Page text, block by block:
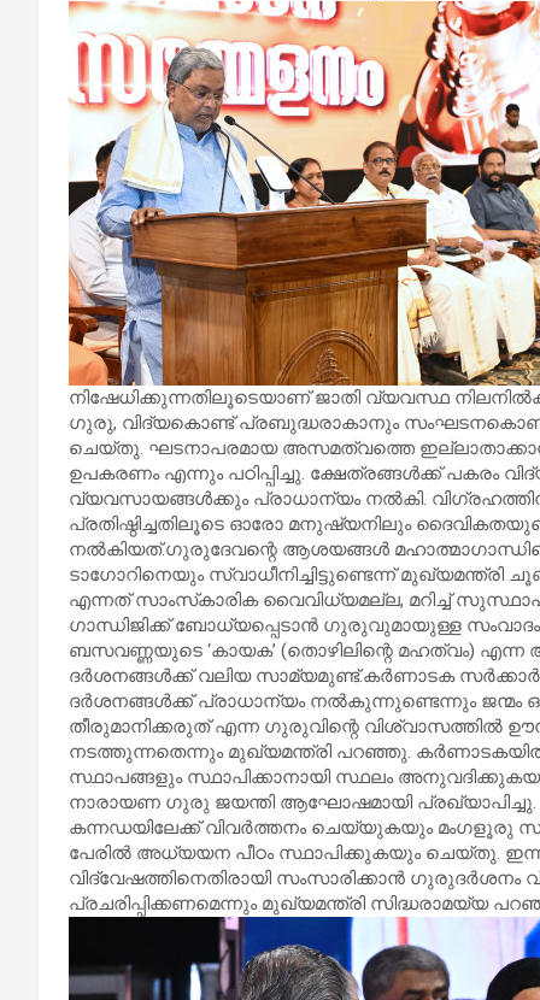
നിഷേധിക്കുന്നതിലൂടെയാണ് ജാതി വ്യവസ്ഥ
ഗുരു, വിദ്യകൊണ്ട് പ്രബുദ്ധരാകാനും
ചെയ്തു. ഘടനാപരമായ അസമത്വത്തെ
ഉപകരണം എന്നും പഠിപ്പിച്ചു. ക്ഷേത്രങ്ങൾക്ക് പകരം
വ്യവസായങ്ങൾക്കും പ്രാധാന്യം നൽകി. വിഗ്രഹത്തിന്
പ്രതിഷ്ഠിച്ചതിലൂടെ ഓരോ മനുഷ്യനിലും
നൽകിയത്.ഗുരുദേവന്റെ ആശയങ്ങൾ
ടാഗോറിനെയും സ്വാധീനിച്ചിട്ടുണ്ടെന്ന് മുഖ്യമന്ത്രി
എന്നത് സാംസ്‌കാരിക വൈവിധ്യമല്ല, മറിച്ച്
ഗാന്ധിജിക്ക് ബോധ്യപ്പെടാൻ ഗുരുവുമായുള്ള
ബസവണ്ണയുടെ ‘കായക’ (തൊഴിലിന്റെ മഹത്വം)
ദർശനങ്ങൾക്ക് വലിയ സാമ്യമുണ്ട്.കർണാടക
ദർശനങ്ങൾക്ക് പ്രാധാന്യം നൽകുന്നുണ്ടെന്നും ജന്മം
തീരുമാനിക്കരുത് എന്ന ഗുരുവിന്റെ വിശ്വാസത്തിൽ
നടത്തുന്നതെന്നും മുഖ്യമന്ത്രി പറഞ്ഞു.
സ്ഥാപങ്ങളും സ്ഥാപിക്കാനായി സ്ഥലം
നാരായണ ഗുരു ജയന്തി ആഘോഷമായി
കന്നഡയിലേക്ക് വിവർത്തനം ചെയ്യുകയും മംഗളൂരു
പേരിൽ അധ്യയന പീഠം സ്ഥാപിക്കുകയും ചെയ്തു.
വിദ്വേഷത്തിനെതിരായി സംസാരിക്കാൻ ഗുരുദർശനം
പ്രചരിപ്പിക്കണമെന്നും മുഖ്യമന്ത്രി സിദ്ധരാമയ്യ